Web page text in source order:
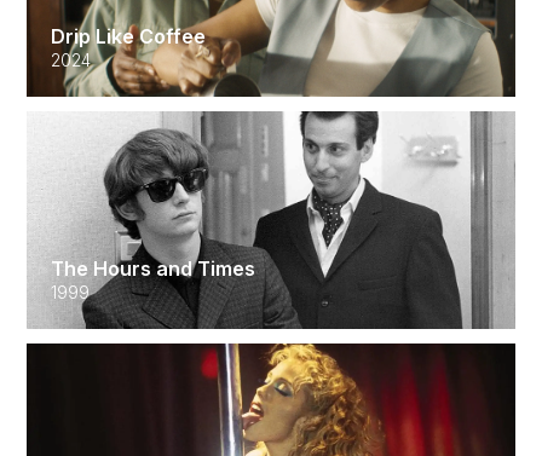
Drip Like Coffee
2024
The Hours and Times
1999